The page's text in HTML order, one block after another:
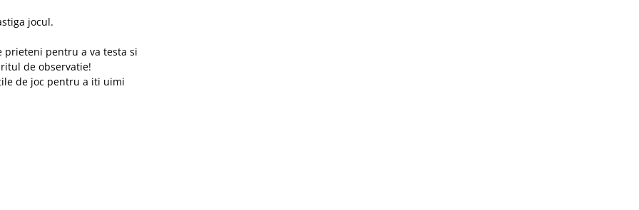
jocul.
prieteni pentru a va testa si
de observatie!
de joc pentru a iti uimi